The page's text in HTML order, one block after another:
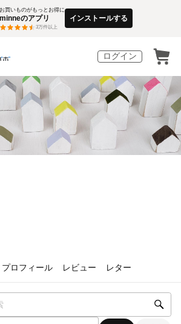
お買いものがもっとお得に
minneのアプリ
3万件以上
インストールする
ログイン
プロフィール レビュー レター